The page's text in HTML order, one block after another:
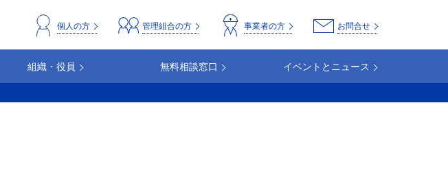
header_repco お問合せ
事業者の方
管理組合の方
個人の方
組織・役員 無料相談窓口 イベントとニュース